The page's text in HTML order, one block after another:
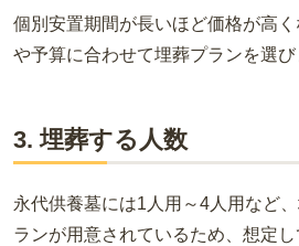
個別安置期間が長いほど価格が高
や予算に合わせて埋葬プランを選び
3. 埋葬する人数
永代供養墓には1人用～4人用など
ランが用意されているため、想定